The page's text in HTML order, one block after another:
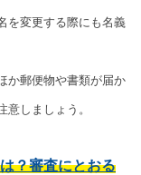
を変更する際にも名義
か郵便物や書類が届か
しましょう。
？審査にとおる